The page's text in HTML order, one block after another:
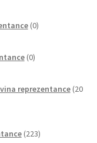
0izdelkov
0izdelkov
reprezentance 20
223izdelkov